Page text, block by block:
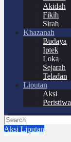
Akidah
Fikih
Sirah
Khazanah
Budaya
Iptek
Loka
Sejarah
Teladan
Liputan
Aksi
Peristiwa
Aksi Liputan